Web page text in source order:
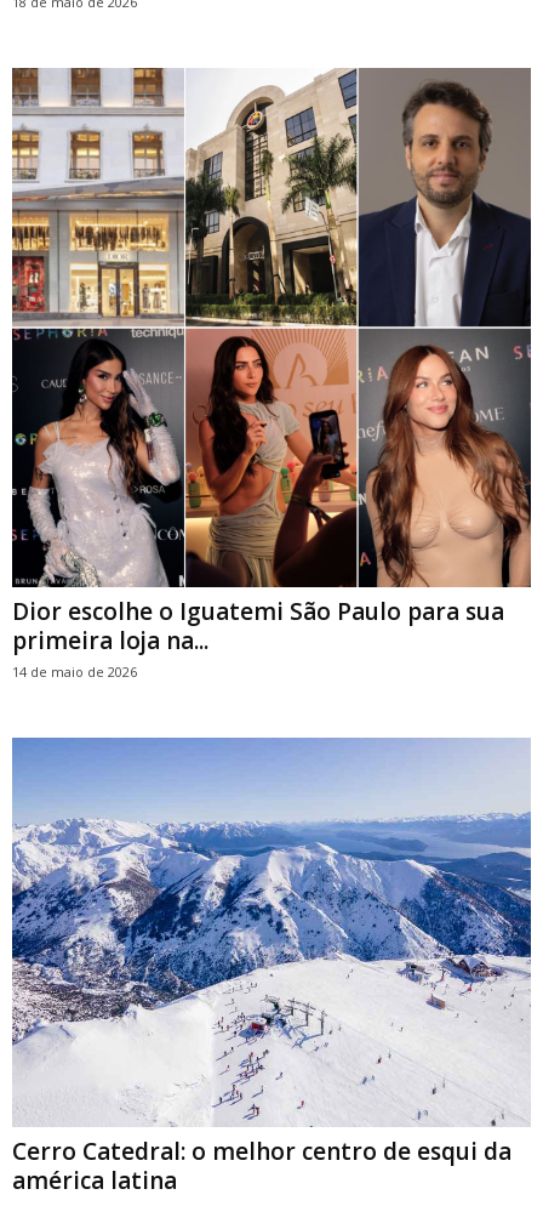
Dior escolhe o Iguatemi São Paulo para sua
primeira loja na...
14 de maio de 2026
Cerro Catedral: o melhor centro de esqui da
américa latina